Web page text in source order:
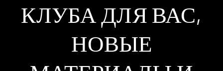
КЛУБА ДЛЯ ВАС,
НОВЫЕ